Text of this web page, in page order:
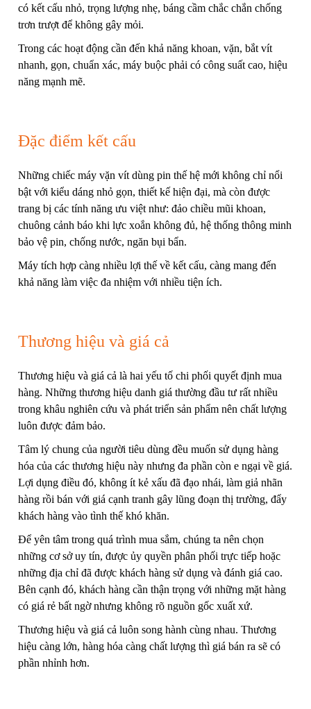
có kết cấu nhỏ, trọng lượng nhẹ, báng cầm chắc chắn chống
trơn trượt để không gây mỏi.
Trong các hoạt động cần đến khả năng khoan, vặn, bắt vít
nhanh, gọn, chuẩn xác, máy buộc phải có công suất cao, hiệu
năng mạnh mẽ.
Đặc điểm kết cấu
Những chiếc máy vặn vít dùng pin thế hệ mới không chỉ nổi
bật với kiểu dáng nhỏ gọn, thiết kế hiện đại, mà còn được
trang bị các tính năng ưu việt như: đảo chiều mũi khoan,
chuông cảnh báo khi lực xoắn không đủ, hệ thống thông minh
bảo vệ pin, chống nước, ngăn bụi bẩn.
Máy tích hợp càng nhiều lợi thế về kết cấu, càng mang đến
khả năng làm việc đa nhiệm với nhiều tiện ích.
Thương hiệu và giá cả
Thương hiệu và giá cả là hai yếu tố chi phối quyết định mua
hàng. Những thương hiệu danh giá thường đầu tư rất nhiều
trong khâu nghiên cứu và phát triển sản phẩm nên chất lượng
luôn được đảm bảo.
Tâm lý chung của người tiêu dùng đều muốn sử dụng hàng
hóa của các thương hiệu này nhưng đa phần còn e ngại về giá.
Lợi dụng điều đó, không ít kẻ xấu đã đạo nhái, làm giả nhãn
hàng rồi bán với giá cạnh tranh gây lũng đoạn thị trường, đẩy
khách hàng vào tình thế khó khăn.
Để yên tâm trong quá trình mua sắm, chúng ta nên chọn
những cơ sở uy tín, được ủy quyền phân phối trực tiếp hoặc
những địa chỉ đã được khách hàng sử dụng và đánh giá cao.
Bên cạnh đó, khách hàng cần thận trọng với những mặt hàng
có giá rẻ bất ngờ nhưng không rõ nguồn gốc xuất xứ.
Thương hiệu và giá cả luôn song hành cùng nhau. Thương
hiệu càng lớn, hàng hóa càng chất lượng thì giá bán ra sẽ có
phần nhỉnh hơn.